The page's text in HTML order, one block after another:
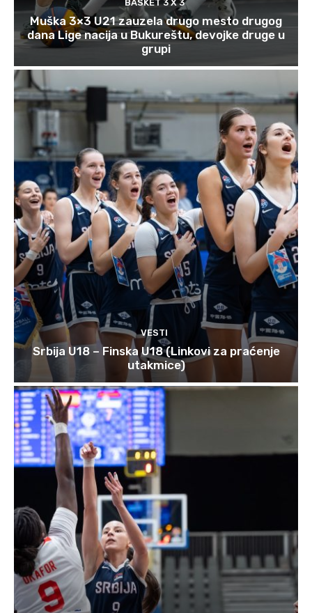
BASKET 3 X 3
Muška 3×3 U21 zauzela drugo mesto drugog
dana Lige nacija u Bukureštu, devojke druge u
grupi
VESTI
Srbija U18 – Finska U18 (Linkovi za praćenje
utakmice)